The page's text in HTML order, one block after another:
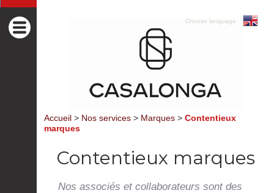
Choose language
Accueil > Nos services > Marques > Contentieux
marques
Contentieux marques
Nos associés et collaborateurs sont des